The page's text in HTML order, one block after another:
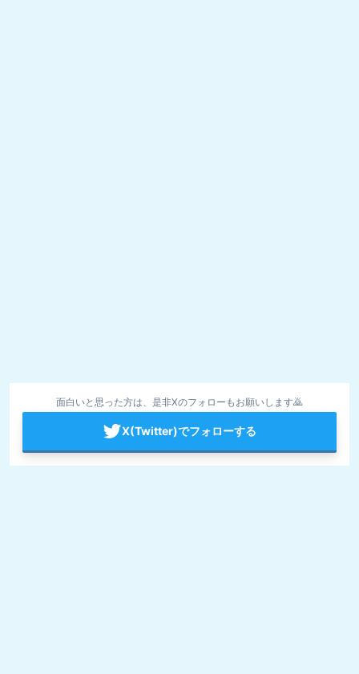
面白いと思った方は、是非Xのフォローもお願いします🙇
X(Twitter)でフォローする